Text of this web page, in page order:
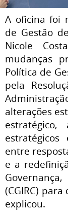
A oficina foi
de Gestão
Nicole
mudanças
Política de
pela
alterações
entre
e a
(CGIRC)
explicou.